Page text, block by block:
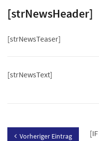
[strNewsHeader]
[strNewsTeaser]
[strNewsText]
Vorheriger Eintrag